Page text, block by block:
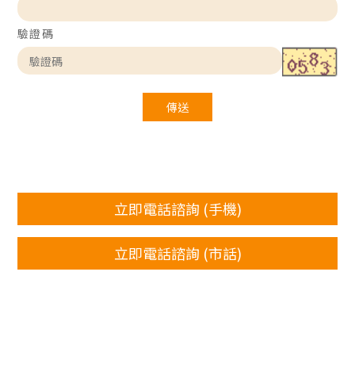
驗證碼
傳送
立即電話諮詢 (手機)
立即電話諮詢 (市話)